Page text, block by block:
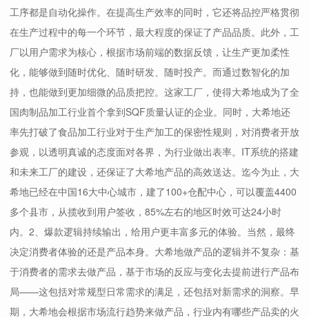
工序都是自动化操作。在提高生产效率的同时，它还将品控严格贯彻
在生产过程中的每一个环节，最大程度的保证了产品品质。此外，工
厂以用户需求为核心，根据市场前端的数据反馈，让生产更加柔性
化，能够做到随时优化、随时研发、随时投产。而通过数智化的加
持，也能做到更加细微的品质把控。这家工厂，使得大希地成为了全
国肉制品加工行业首个拿到SQF质量认证的企业。同时，大希地还
率先打破了食品加工行业对于生产加工的保密性规则，对消费者开放
参观，以透明真诚的态度面对各界，为行业做出表率。IT系统的搭建
和未来工厂的建设，还保证了大希地产品的高效送达。迄今为止，大
希地已经在中国16大中心城市，建了100+仓配中心，可以覆盖4400
多个县市，从揽收到用户签收，85%左右的地区时效可达24小时
内。2、爆款逻辑持续输出，给用户更丰富多元的体验。当然，最终
决定消费者体验的还是产品本身。大希地做产品的逻辑并不复杂：基
于消费者的需求去做产品，基于市场的反应与变化去提前进行产品布
局——这包括对常规型日常需求的满足，还包括对新需求的洞察。早
期，大希地会根据市场流行趋势来做产品，行业内有哪些产品卖的火